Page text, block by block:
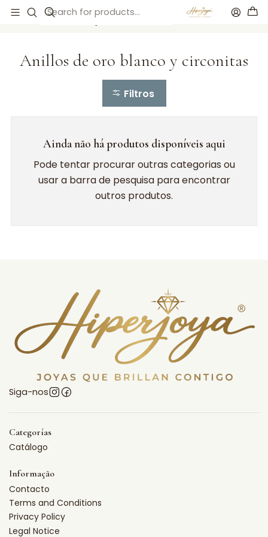
Início Anillos de compromiso
Anillos de oro blanco y circonitas
Anillos de oro blanco y circonitas
Filtros
Ainda não há produtos disponíveis aqui
Pode tentar procurar outras categorias ou
usar a barra de pesquisa para encontrar
outros produtos.
Siga-nos
Categorías
Catálogo
Informação
Contacto
Terms and Conditions
Privacy Policy
Legal Notice